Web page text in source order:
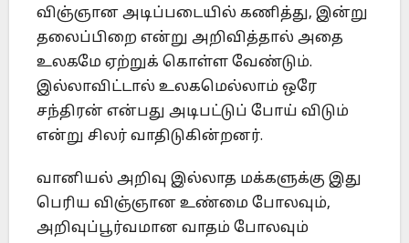
விஞ்ஞான அடிப்படையில் கணித்து, இன்று
தலைப்பிறை என்று அறிவித்தால் அதை
உலகமே ஏற்றுக் கொள்ள வேண்டும்.
இல்லாவிட்டால் உலகமெல்லாம் ஒரே
சந்திரன் என்பது அடிபட்டுப் போய் விடும்
என்று சிலர் வாதிடுகின்றனர்.
வானியல் அறிவு இல்லாத மக்களுக்கு இது
பெரிய விஞ்ஞான உண்மை போலவும்,
அறிவுப்பூர்வமான வாதம் போலவும்